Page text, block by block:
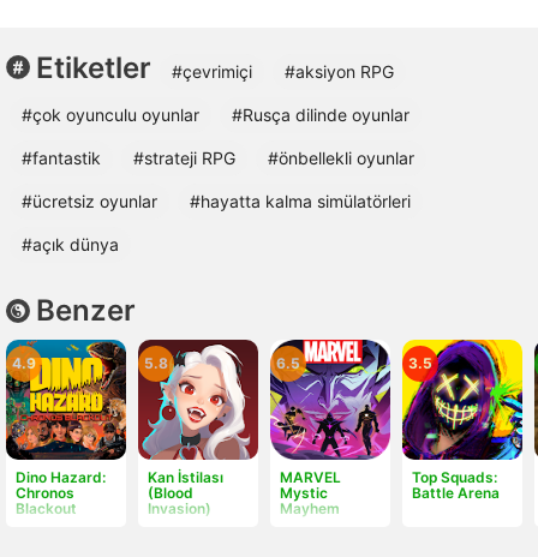
Etiketler #çevrimiçi #aksiyon RPG
#çok oyunculu oyunlar #Rusça dilinde oyunlar
#fantastik #strateji RPG #önbellekli oyunlar
#ücretsiz oyunlar #hayatta kalma simülatörleri
#açık dünya
Benzer
Dino Hazard:
Chronos
Blackout
4.9
Kan İstilası
(Blood
Invasion)
5.8
MARVEL
Mystic
Mayhem
6.5
Top Squads:
Battle Arena
3.5